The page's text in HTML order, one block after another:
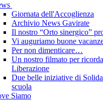
Giornata dell'Accoglienza
Archivio News Gavirate
Il nostro “Orto sinergico”
Vi auguriamo buone
Per non dimenticare…
Un nostro filmato per
Liberazione
Due belle iniziative di
scuola
Siamo